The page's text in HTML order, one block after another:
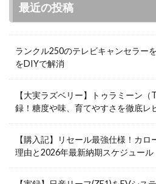
最近の投稿
ランクル250のテレビキャンセラー
をDIYで解消
【大実ラズベリー】トゥラミーン
録！糖度や味、育てやすさを徹底レ
【購入記】リセール最強仕様！カ
理由と2026年最新納期スケジュール